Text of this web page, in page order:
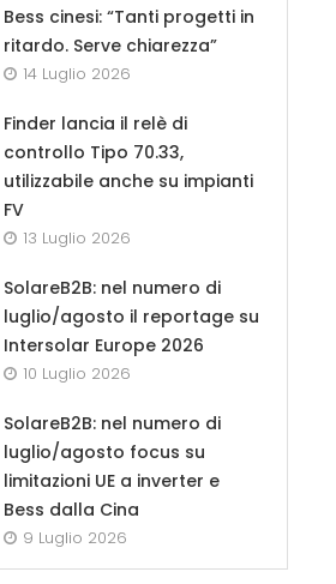
Bess cinesi: “Tanti progetti in
ritardo. Serve chiarezza”
14 Luglio 2026
Finder lancia il relè di
controllo Tipo 70.33,
utilizzabile anche su impianti
FV
13 Luglio 2026
SolareB2B: nel numero di
luglio/agosto il reportage su
Intersolar Europe 2026
10 Luglio 2026
SolareB2B: nel numero di
luglio/agosto focus su
limitazioni UE a inverter e
Bess dalla Cina
9 Luglio 2026